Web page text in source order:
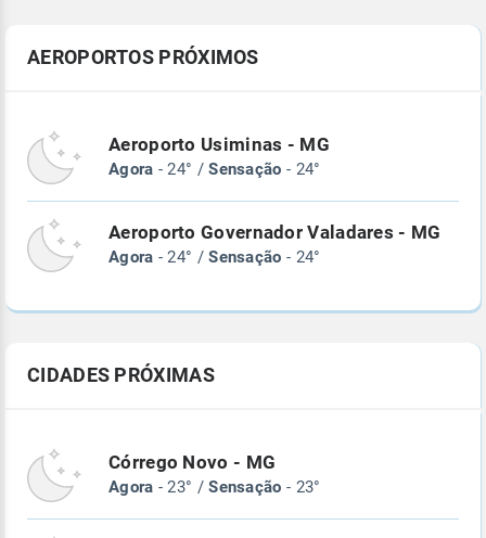
AEROPORTOS PRÓXIMOS
Aeroporto Usiminas - MG
Agora - 24° /Sensação - 24°
Aeroporto Governador Valadares - MG
Agora - 24° /Sensação - 24°
CIDADES PRÓXIMAS
Córrego Novo - MG
Agora - 23° /Sensação - 23°